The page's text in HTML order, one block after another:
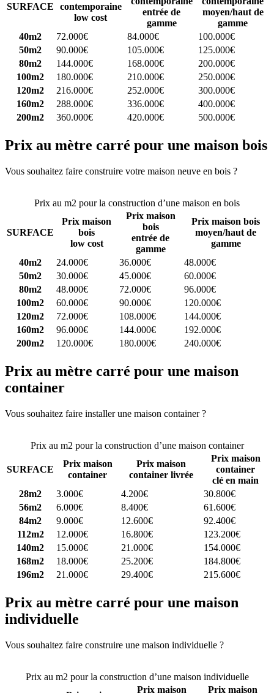
SURFACE
contemporaine
low cost
entrée de
gamme
moyen/haut de
gamme
40m2
72.000€ 84.000€
100.000€
50m2
90.000€ 105.000€
125.000€
80m2
144.000€ 168.000€
200.000€
100m2
180.000€ 210.000€
250.000€
120m2
216.000€ 252.000€
300.000€
160m2
288.000€ 336.000€
400.000€
200m2
360.000€ 420.000€ 500.000€
Prix au mètre carré pour une maison bois
Vous souhaitez faire construire votre maison neuve en bois ?
Prix au m2 pour la construction d’une maison en bois
SURFACE
Prix maison
bois
low cost
Prix maison
bois
entrée de
gamme
Prix maison bois
moyen/haut de
gamme
40m2
24.000€ 36.000€
48.000€
50m2
30.000€ 45.000€
60.000€
80m2
48.000€ 72.000€
96.000€
100m2
60.000€ 90.000€
120.000€
120m2
72.000€ 108.000€
144.000€
160m2
96.000€ 144.000€
192.000€
200m2
120.000€ 180.000€ 240.000€
Prix au mètre carré pour une maison
container
Vous souhaitez faire installer une maison container ?
Prix au m2 pour la construction d’une maison container
SURFACE
Prix maison
container
Prix maison
container livrée
Prix maison
container
clé en main
28m2
3.000€ 4.200€
30.800€
56m2
6.000€ 8.400€
61.600€
84m2
9.000€ 12.600€
92.400€
112m2
12.000€ 16.800€
123.200€
140m2
15.000€ 21.000€
154.000€
168m2
18.000€ 25.200€
184.800€
196m2
21.000€ 29.400€ 215.600€
Prix au mètre carré pour une maison
individuelle
Vous souhaitez faire construire une maison individuelle ?
Prix au m2 pour la construction d’une maison individuelle
Prix maison
Prix maison